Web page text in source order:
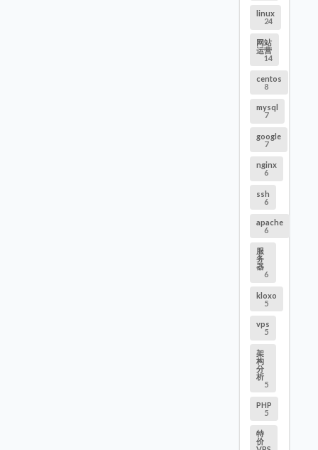
linux
24
网站
运营
14
centos
8
mysql
7
google
7
nginx
6
ssh
6
apache
6
服
务
器
6
kloxo
5
vps
5
架
构
分
析
5
PHP
5
特
价